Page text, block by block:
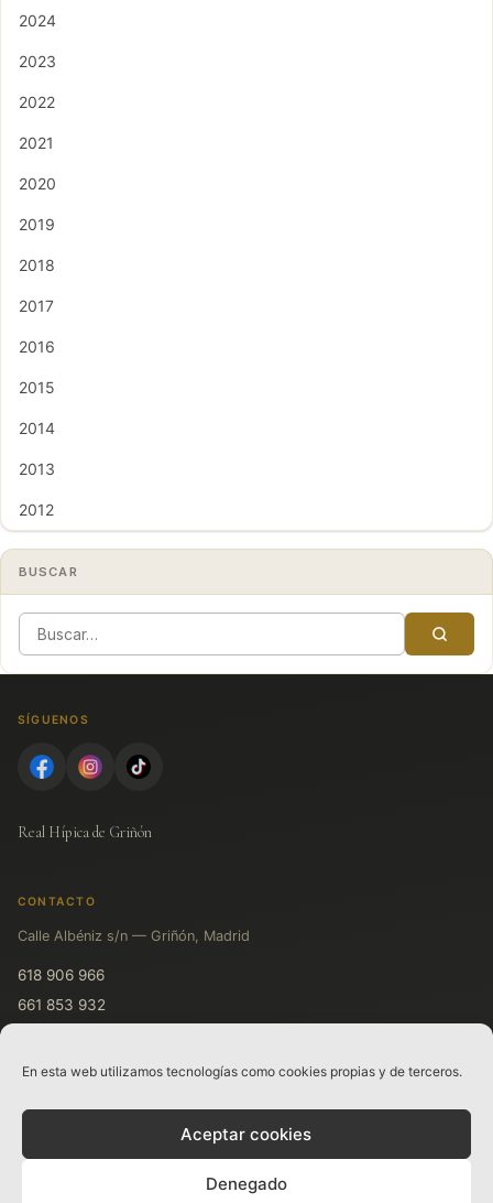
En esta web utilizamos tecnologías como cookies propias y de terceros.
Aceptar cookies
Denegado
2024
2023
2022
2021
2020
2019
2018
2017
2016
2015
2014
2013
2012
BUSCAR
SÍGUENOS
Real Hípica de Griñón
CONTACTO
Calle Albéniz s/n — Griñón, Madrid
618 906 966
661 853 932